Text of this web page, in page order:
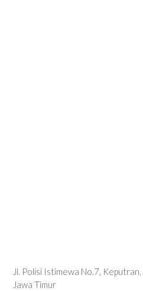
Jl. Polisi Istimewa No.7,
Jawa Timur